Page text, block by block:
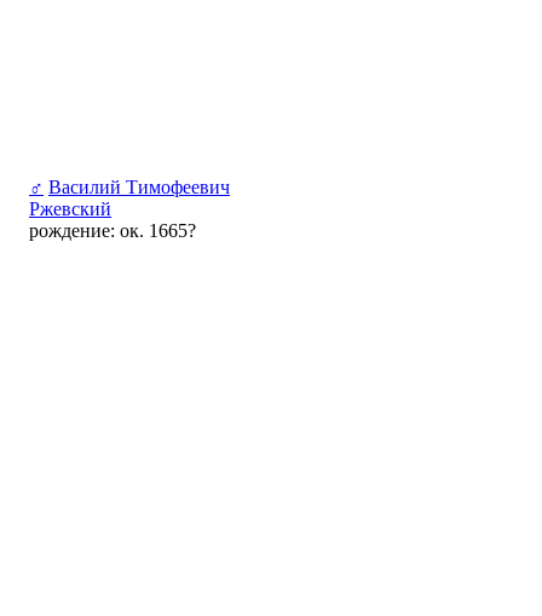
♂ Василий Тимофеевич
Ржевский
рождение: ок. 1665?